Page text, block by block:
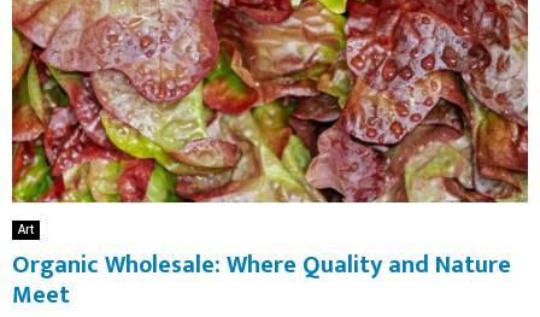
Art
Organic Wholesale: Where Quality and Nature
Meet